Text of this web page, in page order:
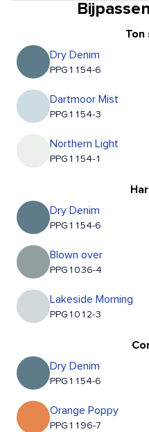
Ton
Dry Denim
PPG1154-6
Dartmoor Mist
PPG1154-3
Northern Light
PPG1154-1
Dry Denim
PPG1154-6
Blown over
PPG1036-4
Lakeside Morning
PPG1012-3
Dry Denim
PPG1154-6
Orange Poppy
PPG1196-7